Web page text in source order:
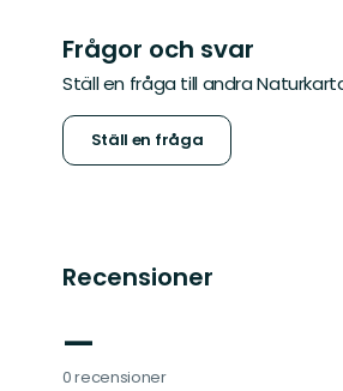
Frågor och svar
Ställ en fråga till andra
Ställ en fråga
Recensioner
—
0 recensioner